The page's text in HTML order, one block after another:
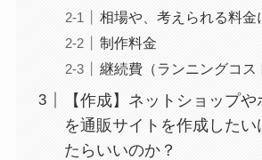
相場や、考えられる料金
制作料金
継続費（ランニングコス
【作成】ネットショップ
を通販サイトを作成したい
たらいいのか？